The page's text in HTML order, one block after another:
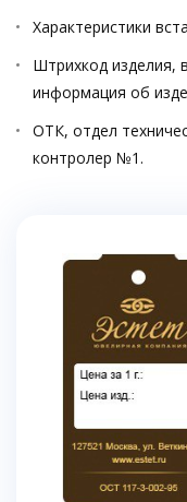
Характеристики
Штрихкод изделия,
информация об
ОТК, отдел
контролер №1.